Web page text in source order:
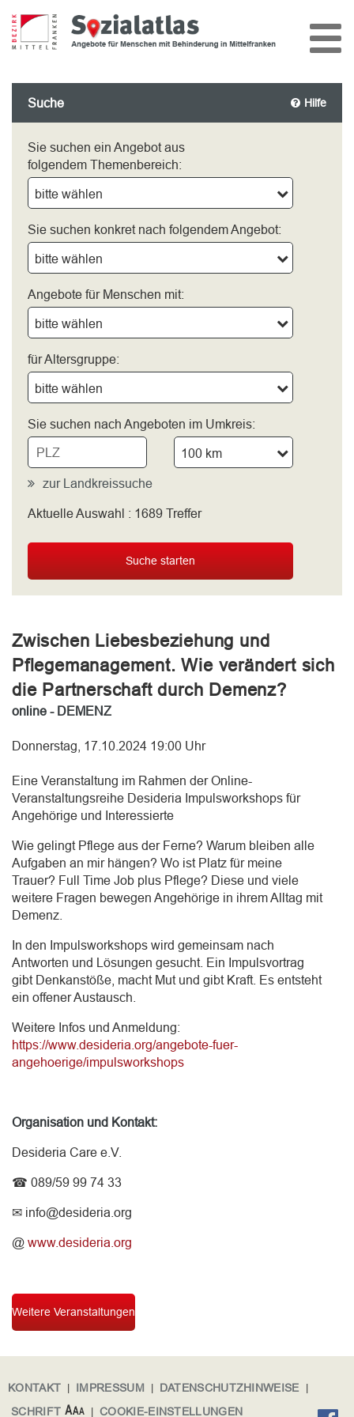
Suche Hilfe
Sie suchen ein Angebot aus
folgendem Themenbereich:
bitte wählen
Sie suchen konkret nach folgendem Angebot:
bitte wählen
Angebote für Menschen mit:
bitte wählen
für Altersgruppe:
bitte wählen
Sie suchen nach Angeboten im Umkreis:
100 km
zur Landkreissuche
bitte wählen
Aktuelle Auswahl : 1689 Treffer
Suche starten
Zwischen Liebesbeziehung und
Pflegemanagement. Wie verändert sich
die Partnerschaft durch Demenz?
online - DEMENZ
Donnerstag, 17.10.2024 19:00 Uhr
Eine Veranstaltung im Rahmen der Online-
Veranstaltungsreihe Desideria Impulsworkshops für
Angehörige und Interessierte
Wie gelingt Pflege aus der Ferne? Warum bleiben alle
Aufgaben an mir hängen? Wo ist Platz für meine
Trauer? Full Time Job plus Pflege? Diese und viele
weitere Fragen bewegen Angehörige in ihrem Alltag mit
Demenz.
In den Impulsworkshops wird gemeinsam nach
Antworten und Lösungen gesucht. Ein Impulsvortrag
gibt Denkanstöße, macht Mut und gibt Kraft. Es entsteht
ein offener Austausch.
Weitere Infos und Anmeldung:
https://www.desideria.org/angebote-fuer-
angehoerige/impulsworkshops
Organisation und Kontakt:
Desideria Care e.V.
☎ 089/59 99 74 33
✉ info@desideria.org
@ www.desideria.org
Weitere Veranstaltungen
KONTAKT | IMPRESSUM | DATENSCHUTZHINWEISE
|
SCHRIFT
| COOKIE-EINSTELLUNGEN